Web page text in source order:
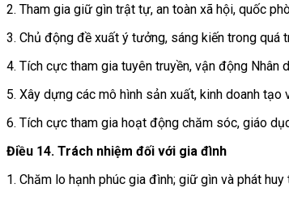
2. Tham gia giữ gìn trật tự, an toàn xã hội, quốc
3. Chủ động đề xuất ý tưởng, sáng kiến trong quá
4. Tích cực tham gia tuyên truyền, vận động Nhân
5. Xây dựng các mô hình sản xuất, kinh doanh
6. Tích cực tham gia hoạt động chăm sóc, giáo
Điều 14. Trách nhiệm đối với gia đình
1. Chăm lo hạnh phúc gia đình; giữ gìn và phát